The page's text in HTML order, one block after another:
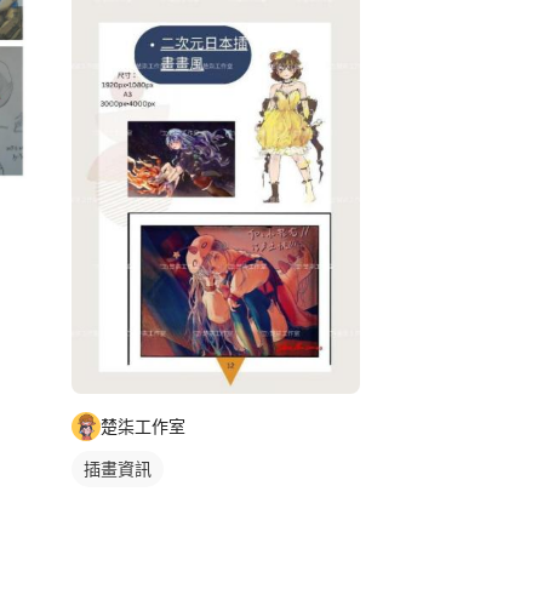
楚柒工作室
插畫資訊